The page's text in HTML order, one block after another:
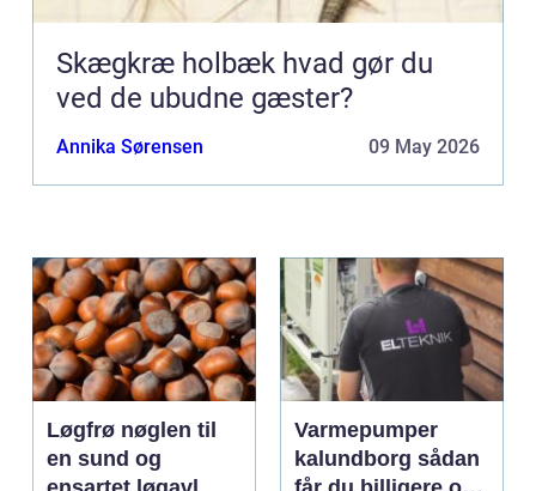
Skægkræ holbæk hvad gør du
ved de ubudne gæster?
Annika Sørensen 09 May 2026
Løgfrø nøglen til
en sund og
Varmepumper
kalundborg sådan